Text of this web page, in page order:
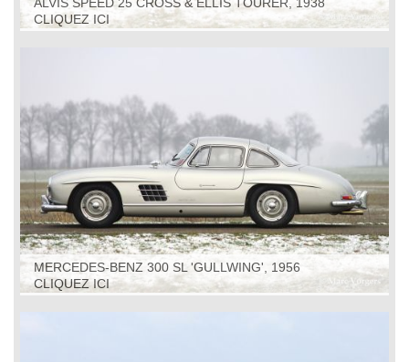
ALVIS SPEED 25 CROSS & ELLIS TOURER, 1938
CLIQUEZ ICI
MERCEDES-BENZ 300 SL 'GULLWING', 1956
CLIQUEZ ICI